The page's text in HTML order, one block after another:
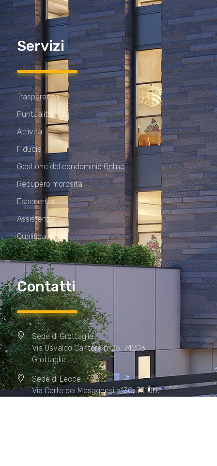
Servizi
Trasparenza
Puntualità
Attività
Fiducia
Gestione del condominio Online
Recupero morosità
Esperienza
Assistenza
Qualifica
Contatti
Sede di Grottaglie
Via Osvaldo Cantore n°26, 74203,
Grottaglie
Sede di Lecce
Via Corte dei Mesagnesi n°30, 73100,